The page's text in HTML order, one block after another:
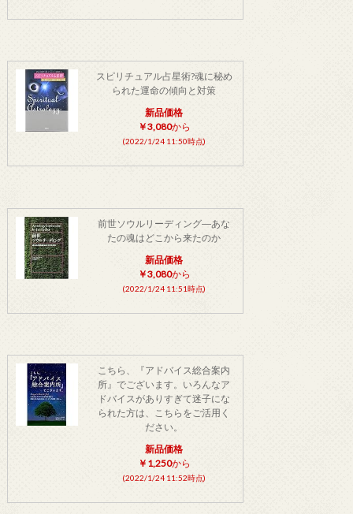
スピリチュアル占星術?魂に秘め
られた運命の傾向と対策
新品価格
￥3,080から
(2022/1/24 11:50時点)
前世ソウルリーディング―あな
たの魂はどこから来たのか
新品価格
￥3,080から
(2022/1/24 11:51時点)
こちら、『アドバイス総合案内
所』でございます。いろんなア
ドバイスがありすぎて迷子にな
られた方は、こちらをご活用く
ださい。
新品価格
￥1,250から
(2022/1/24 11:52時点)